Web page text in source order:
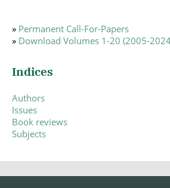
» Permanent Call-For-Papers
» Download Volumes 1-20 (2005-
Indices
Authors
Issues
Book reviews
Subjects